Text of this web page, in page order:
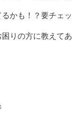
かも！？要チェッ
りの方に教えてあ